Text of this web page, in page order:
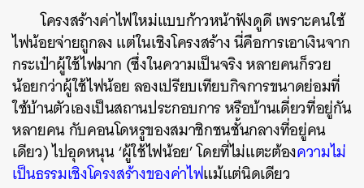
โครงสร้างค่าไฟใหม่แบบก้าวหน้าฟังดูดี เพราะคนใช้
ไฟน้อยจ่ายถูกลง แต่ในเชิงโครงสร้าง นี่คือการเอาเงินจาก
กระเป๋าผู้ใช้ไฟมาก (ซึ่งในความเป็นจริง หลายคนก็รวย
น้อยกว่าผู้ใช้ไฟน้อย ลองเปรียบเทียบกิจการขนาดย่อมที่
ใช้บ้านตัวเองเป็นสถานประกอบการ หรือบ้านเดี่ยวที่อยู่กัน
หลายคน กับคอนโดหรูของสมาชิกชนชั้นกลางที่อยู่คน
เดียว) ไปอุดหนุน ‘ผู้ใช้ไฟน้อย’ โดยที่ไม่แตะต้องความไม่
เป็นธรรมเชิงโครงสร้างของค่าไฟแม้แต่นิดเดียว